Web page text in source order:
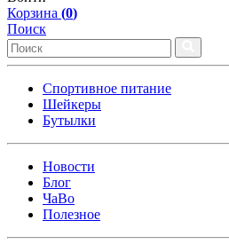
Корзина (0)
Поиск
Спортивное питание
Шейкеры
Бутылки
Новости
Блог
ЧаВо
Полезное